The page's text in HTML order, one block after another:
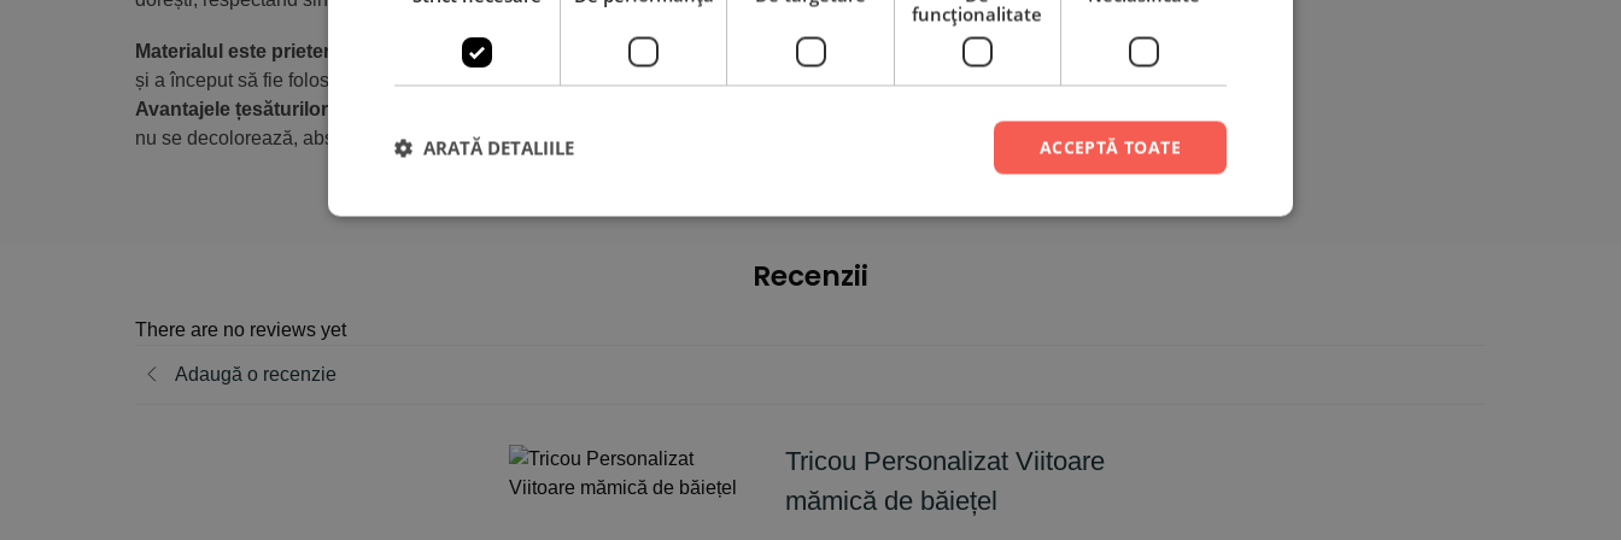
Materialul este prietenos cu mediul înconjurător!
Acesta provine de la celuloza copacilor de fag
și a început să fie folosit și de marile branduri (Zara, Sinsay, H&M, etc.), denumindu-l MODAL.
Avantajele țesăturilor din modal:
nu se decolorează, absorb foarte bine umiditatea, cu 50% mai mult decât bumbacul.
Recenzii
There are no reviews yet
Adaugă o recenzie
Tricou Personalizat Viitoare
mămică de băiețel
funcţionalitate
ACCEPTĂ TOATE
ARATĂ DETALIILE